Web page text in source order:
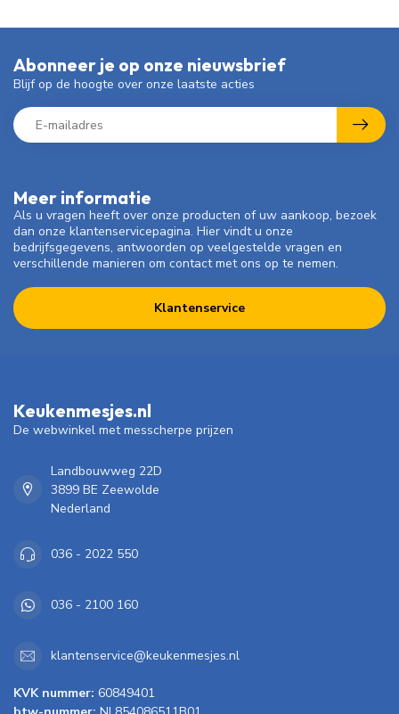
Meer informatie
Als u vragen heeft over onze producten of uw aankoop, bezoek
dan onze klantenservicepagina. Hier vindt u onze
bedrijfsgegevens, antwoorden op veelgestelde vragen en
verschillende manieren om contact met ons op te nemen.
Klantenservice
Abonneer je op onze nieuwsbrief
Blijf op de hoogte over onze laatste acties
Keukenmesjes.nl
De webwinkel met messcherpe prijzen
Landbouwweg 22D
3899 BE Zeewolde
Nederland
036 - 2022 550
036 - 2100 160
klantenservice@keukenmesjes.nl
KVK nummer: 60849401